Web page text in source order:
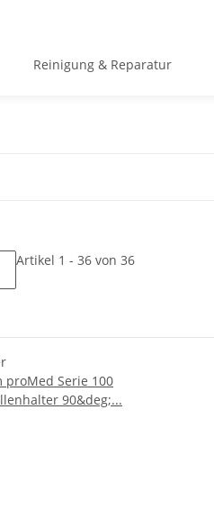
Reinigung & Reparatur
Artikel 1 - 36 von 36